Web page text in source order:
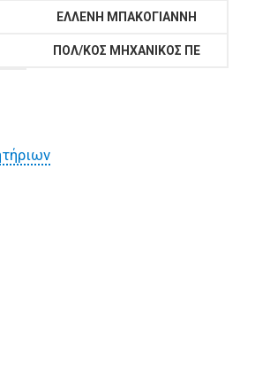
ΕΛΛΕΝΗ ΜΠΑΚΟΓΙΑΝΝΗ
ΠΟΛ/ΚΟΣ ΜΗΧΑΝΙΚΟΣ ΠΕ